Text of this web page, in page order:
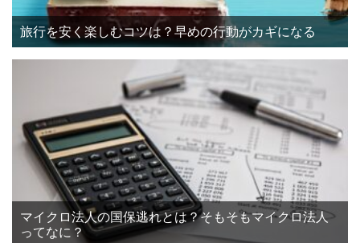
旅行を安く楽しむコツは？早めの行動がカギになる
マイクロ法人の国保逃れとは？そもそもマイクロ法人
ってなに？